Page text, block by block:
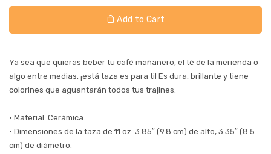
Add to Cart
Ya sea que quieras beber tu café mañanero, el té de la merienda o
algo entre medias, ¡está taza es para ti! Es dura, brillante y tiene
colorines que aguantarán todos tus trajines.
• Material: Cerámica.
• Dimensiones de la taza de 11 oz: 3.85″ (9.8 cm) de alto, 3.35″ (8.5
cm) de diámetro.